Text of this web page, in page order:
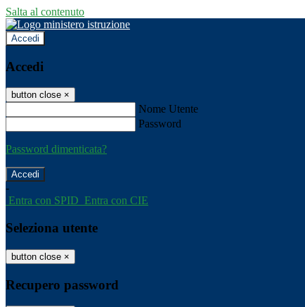
Salta al contenuto
Accedi
Accedi
button close ×
Nome Utente
Password
Password dimenticata?
-
Entra con SPID Entra con CIE
Seleziona utente
button close ×
Recupero password